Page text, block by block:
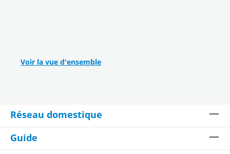
Voir la vue d'ensemble
Réseau domestique
Guide